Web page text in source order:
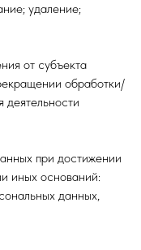
удаление;
от субъекта
обработки/
деятельности
при достижении
иных оснований:
данных,